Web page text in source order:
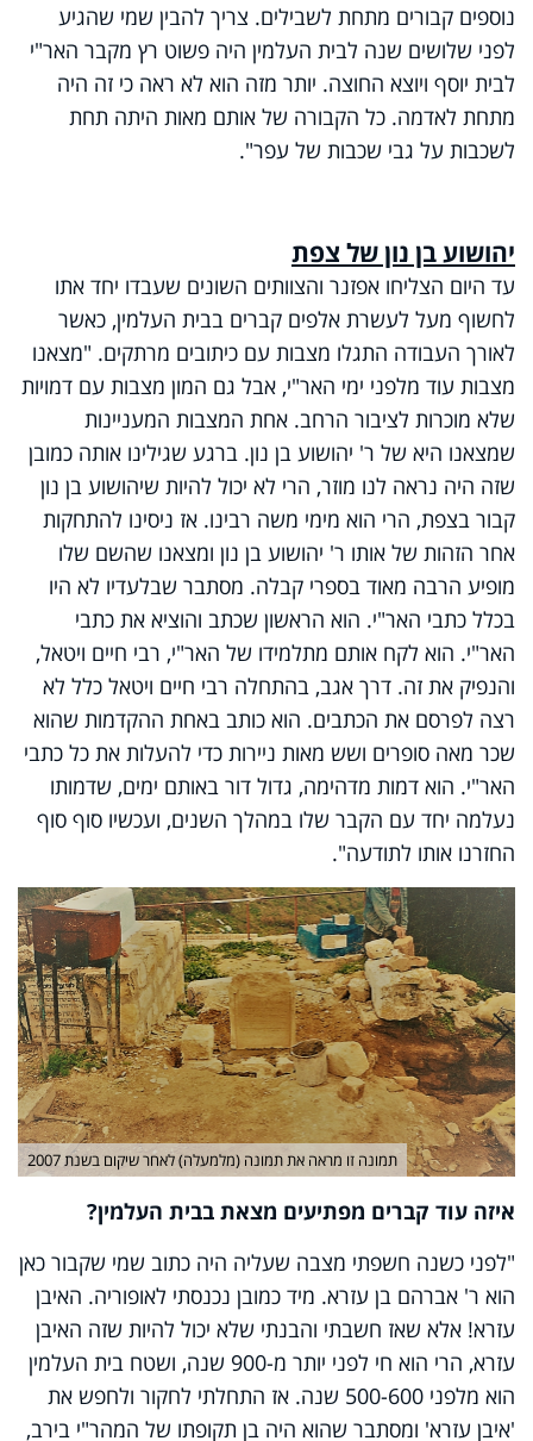
נוספים קבורים מתחת לשבילים. צריך להבין שמי שהגיע
לפני שלושים שנה לבית העלמין היה פשוט רץ מקבר האר"י
לבית יוסף ויוצא החוצה. יותר מזה הוא לא ראה כי זה היה
מתחת לאדמה. כל הקבורה של אותם מאות היתה תחת
לשכבות על גבי שכבות של עפר".
יהושוע בן נון של צפת
עד היום הצליחו אפזנר והצוותים השונים שעבדו יחד אתו
לחשוף מעל לעשרת אלפים קברים בבית העלמין, כאשר
לאורך העבודה התגלו מצבות עם כיתובים מרתקים. "מצאנו
מצבות עוד מלפני ימי האר"י, אבל גם המון מצבות עם דמויות
שלא מוכרות לציבור הרחב. אחת המצבות המעניינות
שמצאנו היא של ר' יהושוע בן נון. ברגע שגילינו אותה כמובן
שזה היה נראה לנו מוזר, הרי לא יכול להיות שיהושוע בן נון
קבור בצפת, הרי הוא מימי משה רבינו. אז ניסינו להתחקות
אחר הזהות של אותו ר' יהושוע בן נון ומצאנו שהשם שלו
מופיע הרבה מאוד בספרי קבלה. מסתבר שבלעדיו לא היו
בכלל כתבי האר"י. הוא הראשון שכתב והוציא את כתבי
האר"י. הוא לקח אותם מתלמידו של האר"י, רבי חיים ויטאל,
והנפיק את זה. דרך אגב, בהתחלה רבי חיים ויטאל כלל לא
רצה לפרסם את הכתבים. הוא כותב באחת ההקדמות שהוא
שכר מאה סופרים ושש מאות ניירות כדי להעלות את כל כתבי
האר"י. הוא דמות מדהימה, גדול דור באותם ימים, שדמותו
נעלמה יחד עם הקבר שלו במהלך השנים, ועכשיו סוף סוף
החזרנו אותו לתודעה".
תמונה זו מראה את תמונה (מלמעלה) לאחר שיקום בשנת 2007
איזה עוד קברים מפתיעים מצאת בבית העלמין?
"לפני כשנה חשפתי מצבה שעליה היה כתוב שמי שקבור כאן
הוא ר' אברהם בן עזרא. מיד כמובן נכנסתי לאופוריה. האיבן
עזרא! אלא שאז חשבתי והבנתי שלא יכול להיות שזה האיבן
עזרא, הרי הוא חי לפני יותר מ-900 שנה, ושטח בית העלמין
הוא מלפני 500-600 שנה. אז התחלתי לחקור ולחפש את
'איבן עזרא' ומסתבר שהוא היה בן תקופתו של המהר"י בירב,